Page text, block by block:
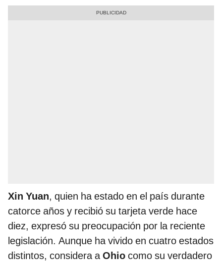
Xin Yuan, quien ha estado en el país durante
catorce años y recibió su tarjeta verde hace
diez, expresó su preocupación por la reciente
legislación. Aunque ha vivido en cuatro estados
distintos, considera aOhio como su verdadero